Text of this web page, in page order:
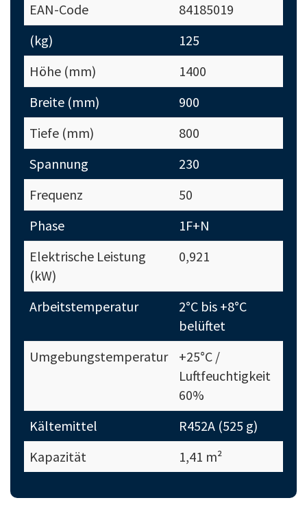
EAN-Code
84185019
(kg)
125
Höhe (mm)
1400
Breite (mm)
900
Tiefe (mm)
800
Spannung
230
Frequenz
50
Phase
1F+N
Elektrische Leistung
(kW)
0,921
Arbeitstemperatur
2°C bis +8°C
belüftet
Umgebungstemperatur
+25°C /
Luftfeuchtigkeit
60%
Kältemittel
R452A (525 g)
Kapazität
1,41 m²